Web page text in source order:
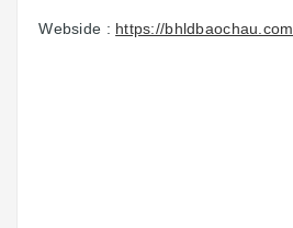
Webside : https://bhldbaochau.com